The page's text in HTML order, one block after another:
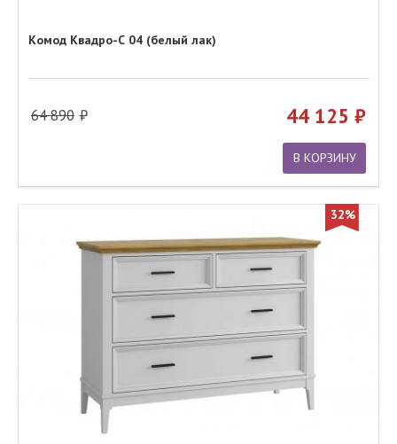
Комод Квадро-С 04 (белый лак)
64 890 44 125
В КОРЗИНУ
32%